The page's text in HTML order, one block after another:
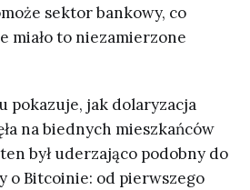
sektor bankowy, co
miało to niezamierzone
pokazuje, jak dolaryzacja
na biednych mieszkańców
był uderzająco podobny do
o Bitcoinie: od pierwszego